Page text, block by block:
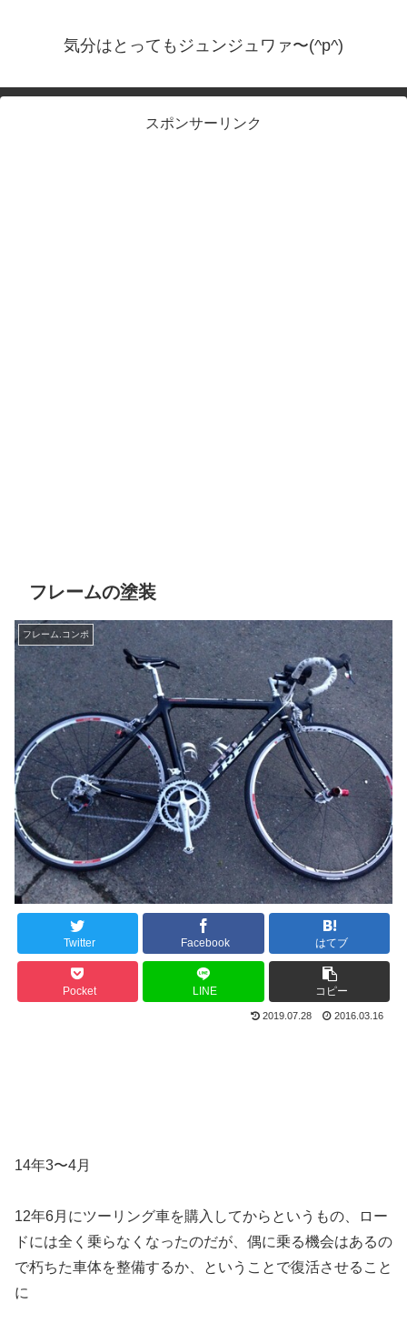
気分はとってもジュンジュワァ〜(^p^)
スポンサーリンク
フレームの塗装
フレーム.コンポ
Twitter Facebook はてブ
Pocket LINE コピー
2019.07.28 2016.03.16
14年3〜4月
12年6月にツーリング車を購入してからというもの、
ロー
ドには全く乗らなくなったのだが、偶に乗る機会はあるの
で朽ちた車体を整備するか、
ということで復活させること
に